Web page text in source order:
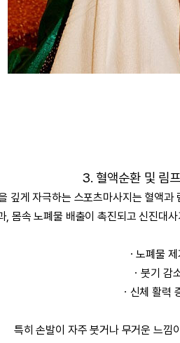
3. 혈액순환 및 림
깊게 자극하는 스포츠마사지는 혈액과
, 몸속 노폐물 배출이 촉진되고 신진대
ㆍ노폐물 제
ㆍ붓기 감
ㆍ 신체 활력
특히 손발이 자주 붓거나 무거운 느낌